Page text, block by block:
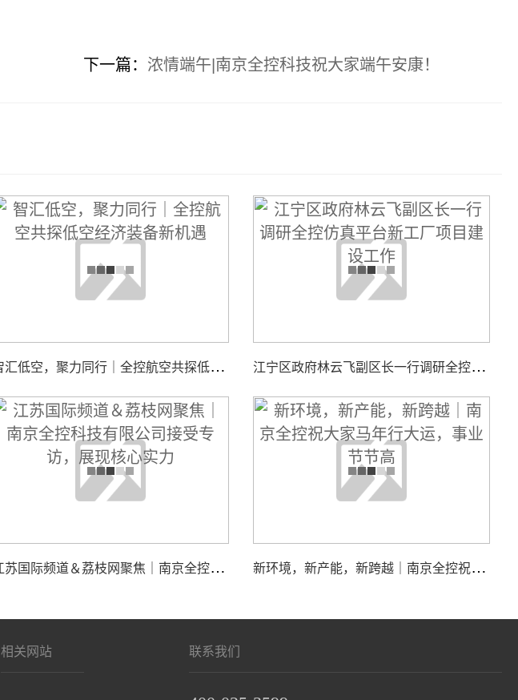
下一篇： 浓情端午|南京全控科技祝大家端午安康！
智
汇低空，聚力同行｜全控航空共探低空经济装备新机遇 江
宁区政府林云飞副区长一行调研全控仿真平台新工厂项目建设工作
江
苏国际频道＆荔枝网聚焦｜南京全控科技有限公司接受专访，展现核心实力 新
环境，新产能，新跨越｜南京全控祝大家马年行大运，事业节节高
相关网站 联系我们